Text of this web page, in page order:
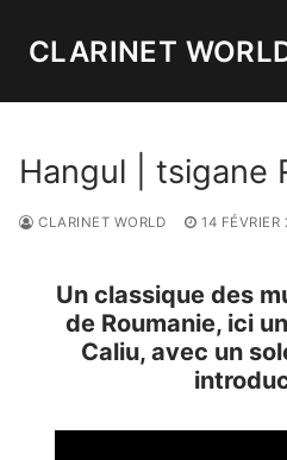
CLARINET
Hangul | tsigane
CLARINET WORLD 14 FÉVRIER
Un classique des
de Roumanie, ici
Caliu, avec un